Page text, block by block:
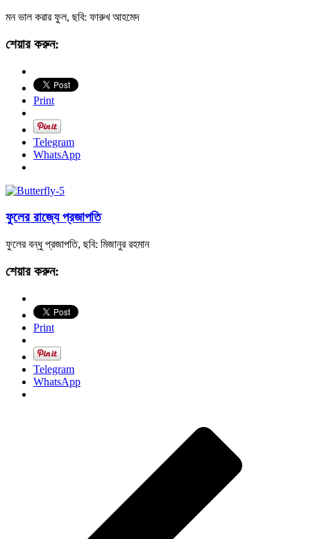
মন ভাল করার ফুল, ছবি: ফারুখ আহমেদ
শেয়ার করুন:
Print
Telegram
WhatsApp
ফুলের রাজ্যে প্রজাপতি
ফুলের বন্ধু প্রজাপতি, ছবি: মিজানুর রহমান
শেয়ার করুন:
Print
Telegram
WhatsApp